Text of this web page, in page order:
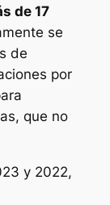
de 17
se
de
por
que no
y 2022,